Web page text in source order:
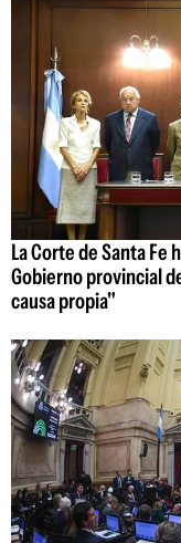
La Corte de Santa
Gobierno provincial
causa propia"